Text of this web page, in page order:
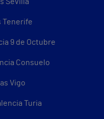
Sevilla
Tenerife
9 de Octubre
Consuelo
Vigo
Turia